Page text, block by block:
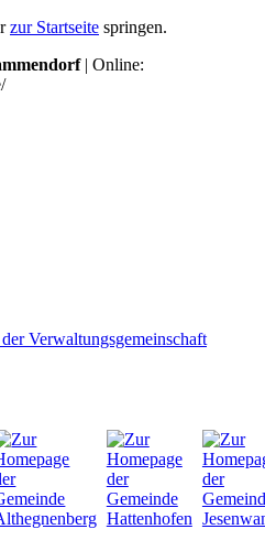
zur Startseite springen.
| Online: